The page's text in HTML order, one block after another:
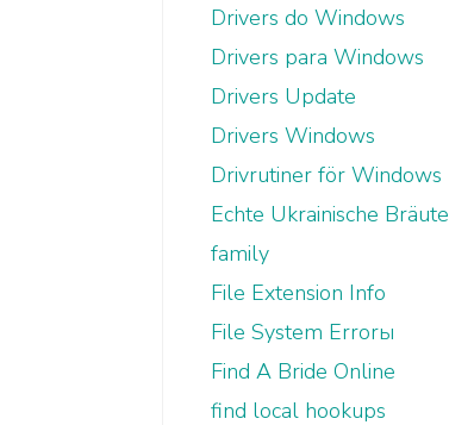
Drivers do Windows
Drivers para Windows
Drivers Update
Drivers Windows
Drivrutiner för Windows
Echte Ukrainische Bräute
family
File Extension Info
File System Errorы
Find A Bride Online
find local hookups